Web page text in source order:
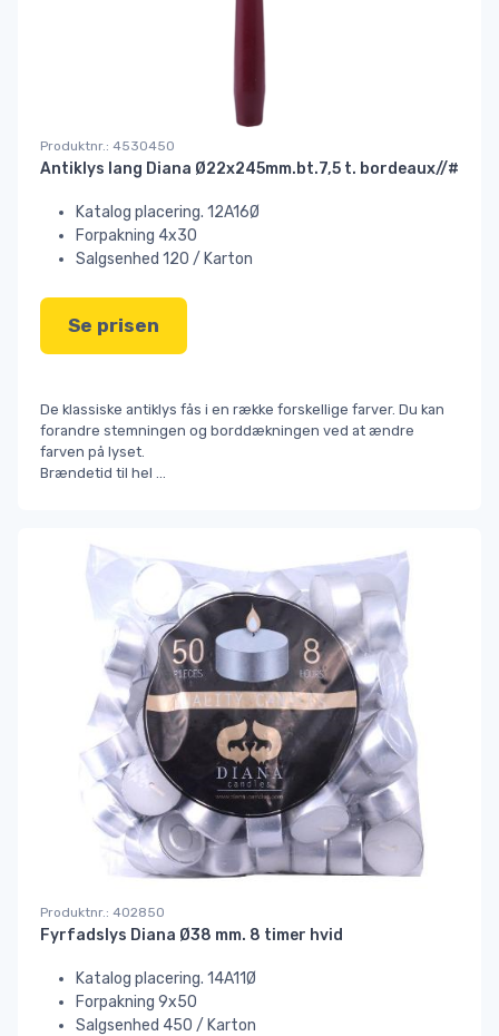
Produktnr.: 4530450
Antiklys lang Diana Ø22x245mm.bt.7,5 t. bordeaux//#
Katalog placering. 12A16Ø
Forpakning 4x30
Salgsenhed 120 / Karton
Se prisen
De klassiske antiklys fås i en række forskellige farver. Du kan
forandre stemningen og borddækningen ved at ændre
farven på lyset.
Brændetid til hel ...
Produktnr.: 402850
Fyrfadslys Diana Ø38 mm. 8 timer hvid
Katalog placering. 14A11Ø
Forpakning 9x50
Salgsenhed 450 / Karton